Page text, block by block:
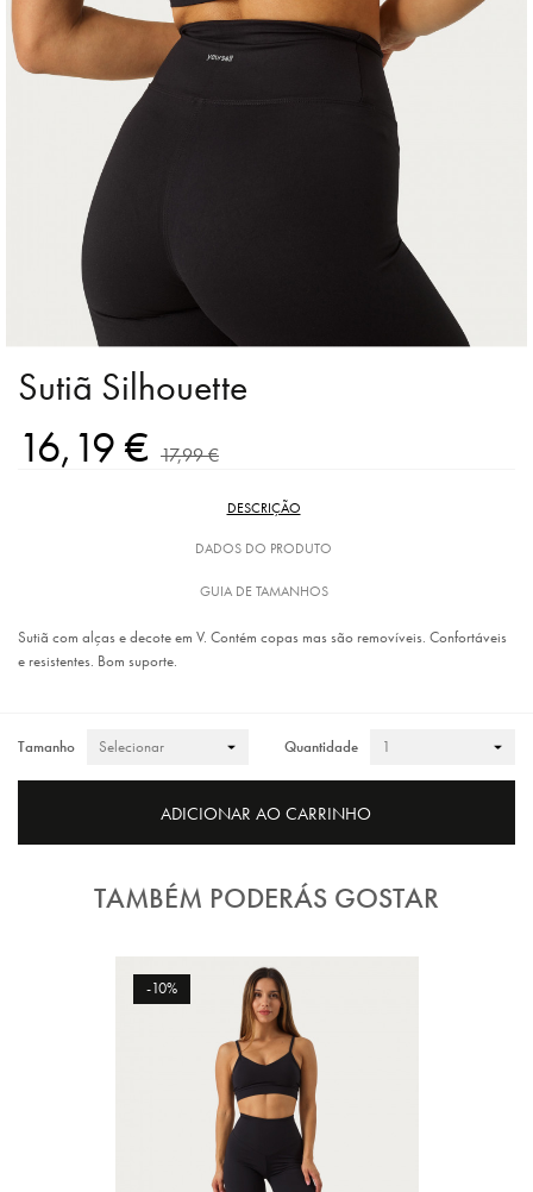
Sutiã Silhouette
16,19 € 17,99 €
DESCRIÇÃO
DADOS DO PRODUTO
GUIA DE TAMANHOS
Sutiã com alças e decote em V. Contém copas mas são removíveis. Confortáveis
e resistentes. Bom suporte.
Tamanho Quantidade
ADICIONAR AO CARRINHO
TAMBÉM PODERÁS GOSTAR
-10%